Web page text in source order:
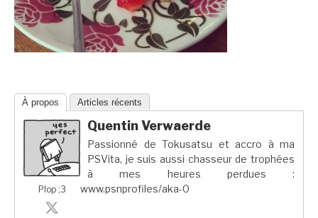
À propos Articles récents
Plop ;3
Quentin Verwaerde
Passionné de Tokusatsu et accro à ma
PSVita, je suis aussi chasseur de trophées
à mes heures perdues :
www.psnprofiles/aka-0